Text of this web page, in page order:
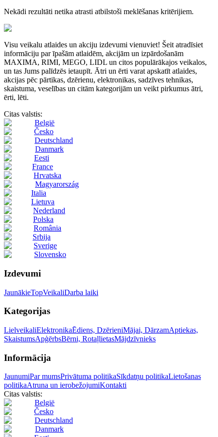
Nekādi rezultāti netika atrasti atbilstoši meklēšanas kritērijiem.
Visu veikalu atlaides un akciju izdevumi vienuviet! Šeit atradīsiet
informāciju par īpašām atlaidēm, akcijām un izpārdošanām
MAXIMA, RIMI, MEGO, LIDL un citos populārākajos veikalos,
un tas Jums palīdzēs ietaupīt. Ātri un ērti varat apskatīt atlaides,
akcijas pēc pārtikas, dzērienu, elektronikas, sadzīves tehnikas,
skaistuma, veselības un citām kategorijām un veikt pirkumus ātri,
ērti, lēti.
Citas valstis:
België
Česko
Deutschland
Danmark
Eesti
France
Hrvatska
Magyarország
Italia
Lietuva
Nederland
Polska
România
Srbija
Sverige
Slovensko
Izdevumi
JaunākieTopVeikaliDarba laiki
Kategorijas
LielveikaliElektronikaĒdiens, DzērieniMājai, DārzamAptiekas,
SkaistumsApģērbsBērni, RotaļlietasMājdzīvnieks
Informācija
JaunumiPar mumsPrivātuma politikaSīkdatņu politikaLietošanas
politikaAtruna un ierobežojumiKontakti
Citas valstis:
België
Česko
Deutschland
Danmark